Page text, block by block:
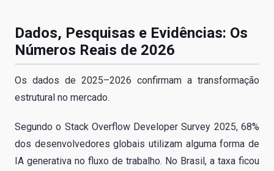
Dados, Pesquisas e Evidências: Os
Números Reais de 2026
Os dados de 2025–2026 confirmam a transformação
estrutural no mercado.
Segundo o Stack Overflow Developer Survey 2025, 68%
dos desenvolvedores globais utilizam alguma forma de
IA generativa no fluxo de trabalho. No Brasil, a taxa ficou